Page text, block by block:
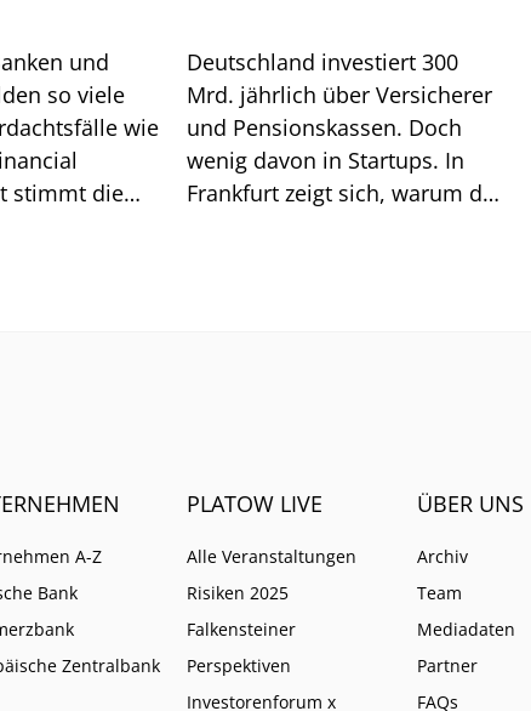
und
so viele
wie
stimmt die
Deutschland investiert 300
Mrd. jährlich über Versicherer
und Pensionskassen. Doch
wenig davon in Startups. In
Frankfurt zeigt sich, warum das
A-Z
Bank
Zentralbank
PLATOW LIVE
Alle Veranstaltungen
Risiken 2025
Falkensteiner
Perspektiven
Investorenforum x
ÜBER UNS
Archiv
Team
Mediadaten
Partner
FAQs